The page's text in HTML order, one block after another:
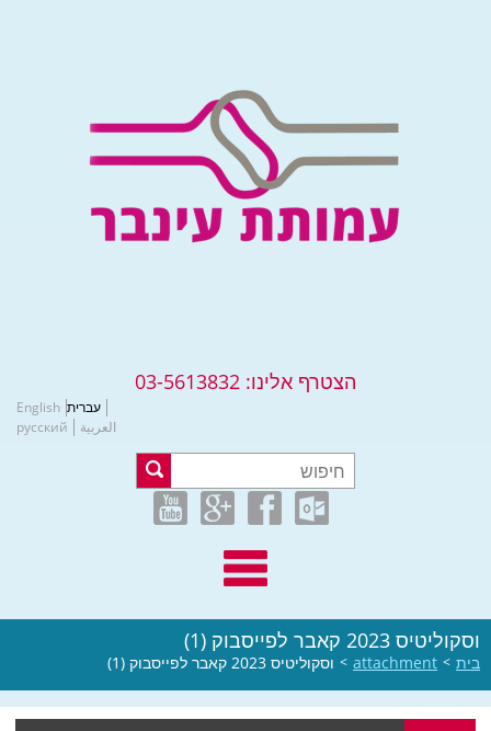
הצטרף אלינו: 03-5613832
עברית English
русский
العربية
וסקוליטיס 2023 קאבר לפייסבוק (1)
בית >
attachment
> וסקוליטיס 2023 קאבר לפייסבוק (1)